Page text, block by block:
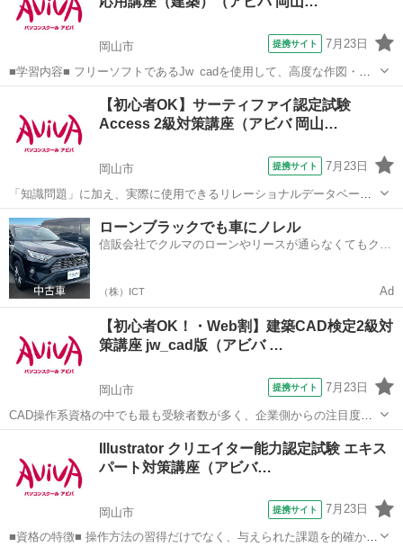
岡山市 提携サイト 7月23日
■学習内容■ フリーソフトであるJw_cadを使用して、高度な作図・編
集機能やオプション機能を学習し、機能定着のために建築図面の作図
その他
【初心者OK】サーティファイ認定試験
Access 2級対策講座（アビバ 岡山…
岡山市 提携サイト 7月23日
「知識問題」に加え、実際に使用できるリレーショナルデータベース
を作成する「実技問題」を解くことで、実践的な能力を証明できる資
格制度の、2級対策講座です。
岡山 岡山市 その他
ローンブラックでも車にノレル
信販会社でクルマのローンやリースが通らなくてもクル
（株）ICT Ad
【初心者OK！・Web割】建築CAD検定2級対
策講座 jw_cad版（アビバ …
岡山市 提携サイト 7月23日
CAD操作系資格の中でも最も受験者数が多く、企業側からの注目度の
高い人気資格である建築CAD検定試験2級の取得を目指す対策講座で
Illustrator クリエイター能力認定試験 エキス
パート対策講座（アビバ…
岡山市 提携サイト 7月23日
■資格の特徴■ 操作方法の習得だけでなく、与えられた課題を的確かつ